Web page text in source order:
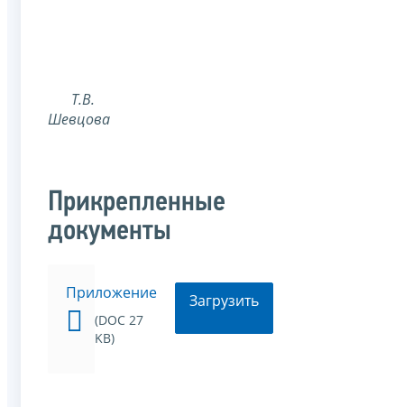
Т.В.
Шевцова
Прикрепленные
документы
Приложение
(DOC 27
KB)
Загрузить